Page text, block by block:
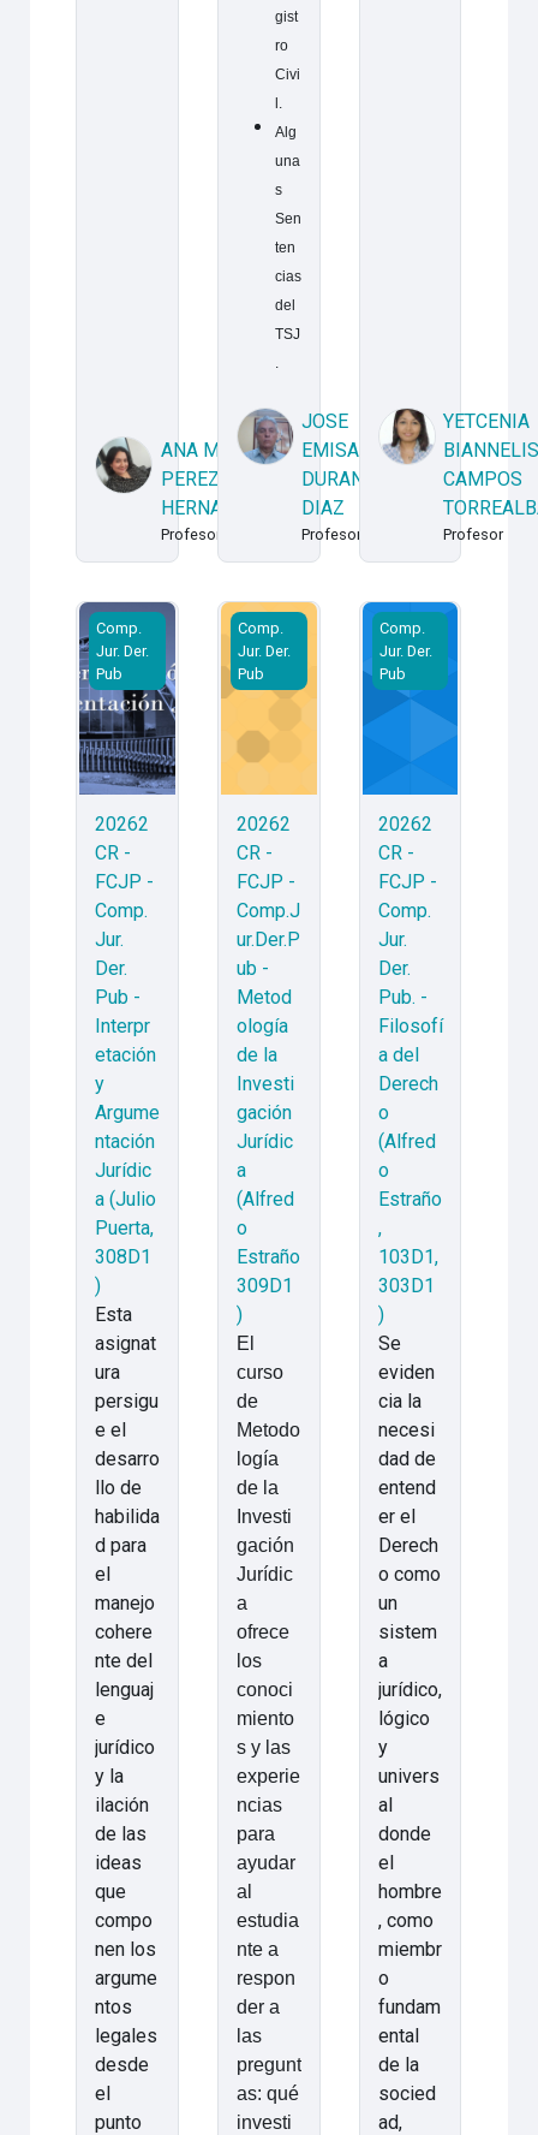
ANA MARIA
PEREZ
HERNANDEZ
Profesor
gist
ro
Civi
l.
Alg
una
s
Sen
ten
cias
del
TSJ
.
JOSE
EMISAEL
DURAN
DIAZ
Profesor
YETCENIA
BIANNELIS
CAMPOS
Profesor
20262CR - FCJP - Comp. Jur. Der. Pub -
Comp.
Jur. Der.
Pub
20262
CR -
FCJP -
Comp.
Jur.
Der.
Pub -
Interpr
etación
y
Argume
ntación
Jurídic
a (Julio
Puerta,
308D1
)
Esta
asignat
ura
persigu
e el
desarro
llo de
habilida
d para
el
manejo
cohere
nte del
lenguaj
e
jurídico
y la
ilación
de las
ideas
que
compo
nen los
argume
ntos
legales
desde
el
punto
20262CR - FCJP -
Comp.
Jur. Der.
Pub
20262
CR -
FCJP -
Comp.J
ur.Der.P
ub -
Metod
ología
de la
Investi
gación
Jurídic
a
(Alfred
o
Estraño
309D1
)
El
curso
de
Metodo
logía
de la
Investi
gación
Jurídic
a
ofrece
los
conoci
miento
s y las
experie
ncias
para
ayudar
al
estudia
nte a
respon
der a
las
pregunt
as: qué
investi
20262CR - FCJP -
Comp.
Jur. Der.
Pub
20262
CR -
FCJP -
Comp.
Jur.
Der.
Pub. -
Filosofí
a del
Derech
o
(Alfred
o
Estraño
,
103D1,
303D1
)
Se
eviden
cia la
necesi
dad de
entend
er el
Derech
o como
un
sistem
a
jurídico,
lógico
y
univers
al
donde
el
hombre
, como
miembr
o
fundam
ental
de la
socied
ad,